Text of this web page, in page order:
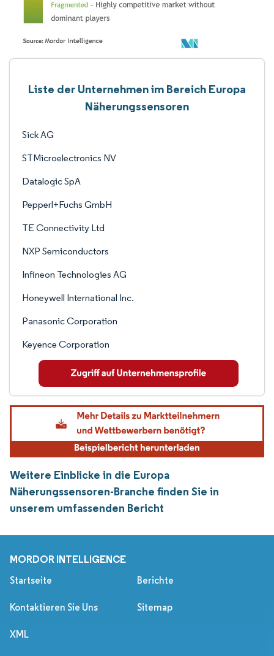
Liste der Unternehmen im Bereich Europa
Näherungssensoren
Sick AG
STMicroelectronics NV
Datalogic SpA
Pepperl+Fuchs GmbH
TE Connectivity Ltd
NXP Semiconductors
Infineon Technologies AG
Honeywell International Inc.
Panasonic Corporation
Keyence Corporation
Weitere Einblicke in die Europa
Näherungssensoren-Branche finden Sie in
unserem umfassenden Bericht
MORDOR INTELLIGENCE
Startseite Berichte
Kontaktieren Sie Uns Sitemap
XML